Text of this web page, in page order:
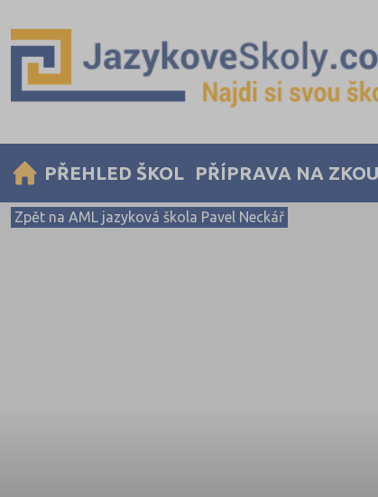
PŘEHLED ŠKOL PŘÍPRAVA NA
Zpět na AML jazyková škola Pavel Neckář